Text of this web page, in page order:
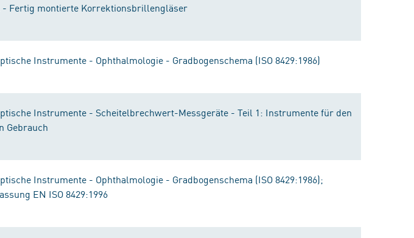
- Fertig montierte Korrektionsbrillengläser
Instrumente - Ophthalmologie - Gradbogenschema (ISO 8429:1986)
Instrumente - Scheitelbrechwert-Messgeräte - Teil 1: Instrumente für den
Gebrauch
Instrumente - Ophthalmologie - Gradbogenschema (ISO 8429:1986);
EN ISO 8429:1996